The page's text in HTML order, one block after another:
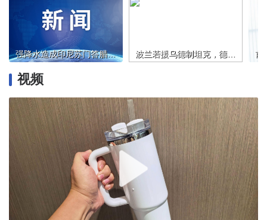
强降水造成印尼苏门答腊岛北部6.6万人受灾 波兰若援乌德制坦克，德国“不拦着”？
视频